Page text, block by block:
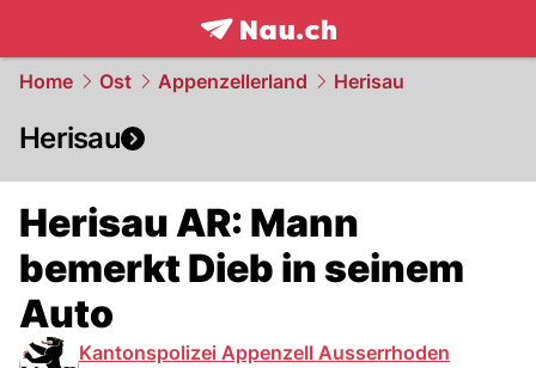
frontpage.NAU.ch
Home Ost Appenzellerland Herisau
Herisau
Herisau AR: Mann
bemerkt Dieb in seinem
Auto
Kantonspolizei Appenzell Ausserrhoden